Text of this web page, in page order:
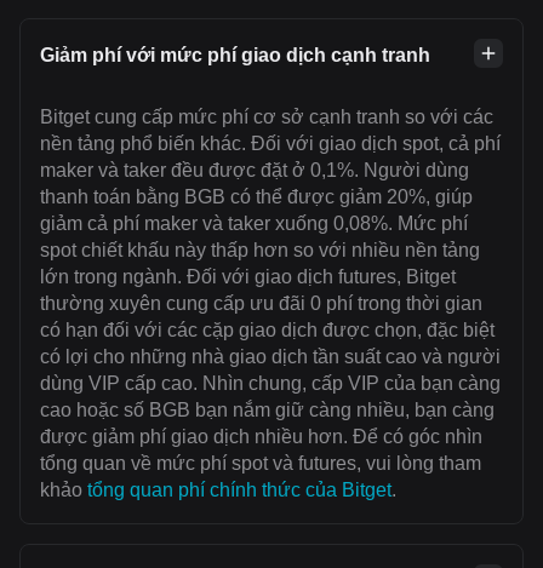
Giảm phí với mức phí giao dịch cạnh tranh
Bitget cung cấp mức phí cơ sở cạnh tranh so với các
nền tảng phổ biến khác. Đối với giao dịch spot, cả phí
maker và taker đều được đặt ở 0,1%. Người dùng
thanh toán bằng BGB có thể được giảm 20%, giúp
giảm cả phí maker và taker xuống 0,08%. Mức phí
spot chiết khấu này thấp hơn so với nhiều nền tảng
lớn trong ngành. Đối với giao dịch futures, Bitget
thường xuyên cung cấp ưu đãi 0 phí trong thời gian
có hạn đối với các cặp giao dịch được chọn, đặc biệt
có lợi cho những nhà giao dịch tần suất cao và người
dùng VIP cấp cao. Nhìn chung, cấp VIP của bạn càng
cao hoặc số BGB bạn nắm giữ càng nhiều, bạn càng
được giảm phí giao dịch nhiều hơn. Để có góc nhìn
tổng quan về mức phí spot và futures, vui lòng tham
khảo tổng quan phí chính thức của Bitget.